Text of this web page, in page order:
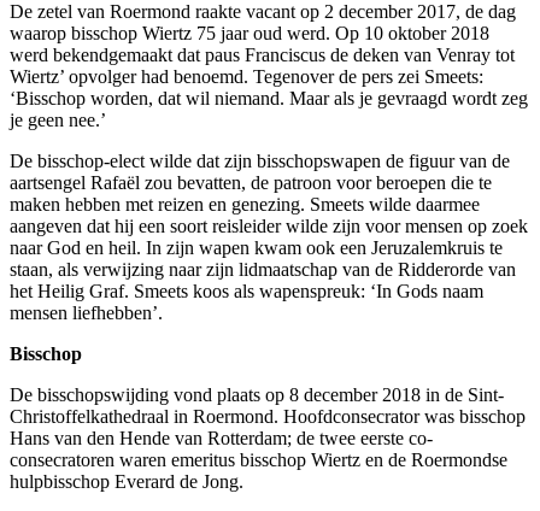
De zetel van Roermond raakte vacant op 2 december 2017, de dag
waarop bisschop Wiertz 75 jaar oud werd. Op 10 oktober 2018
werd bekendgemaakt dat paus Franciscus de deken van Venray tot
Wiertz’ opvolger had benoemd. Tegenover de pers zei Smeets:
‘Bisschop worden, dat wil niemand. Maar als je gevraagd wordt zeg
je geen nee.’
De bisschop-elect wilde dat zijn bisschopswapen de figuur van de
aartsengel Rafaël zou bevatten, de patroon voor beroepen die te
maken hebben met reizen en genezing. Smeets wilde daarmee
aangeven dat hij een soort reisleider wilde zijn voor mensen op zoek
naar God en heil. In zijn wapen kwam ook een Jeruzalemkruis te
staan, als verwijzing naar zijn lidmaatschap van de Ridderorde van
het Heilig Graf. Smeets koos als wapenspreuk: ‘In Gods naam
mensen liefhebben’.
Bisschop
De bisschopswijding vond plaats op 8 december 2018 in de Sint-
Christoffelkathedraal in Roermond. Hoofdconsecrator was bisschop
Hans van den Hende van Rotterdam; de twee eerste co-
consecratoren waren emeritus bisschop Wiertz en de Roermondse
hulpbisschop Everard de Jong.